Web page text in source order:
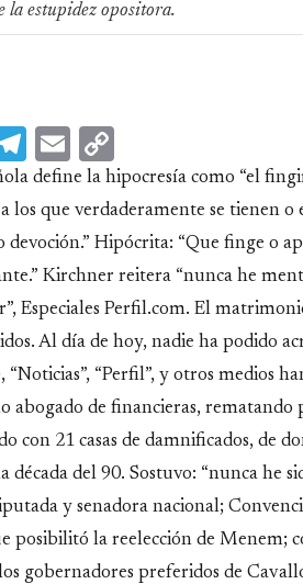
la estupidez opositora.
Telegram
Email
Link
define la hipocresía como “el
los que verdaderamente se tienen
Hipócrita: “Que finge o
Kirchner reitera “nunca he
Especiales Perfil.com. El
Al día de hoy, nadie ha podido
“Perfil”, y otros medios
abogado de financieras, rematando
con 21 casas de damnificados, de
década del 90. Sostuvo: “nunca he
y senadora nacional;
posibilitó la reelección de Menem;
gobernadores preferidos de